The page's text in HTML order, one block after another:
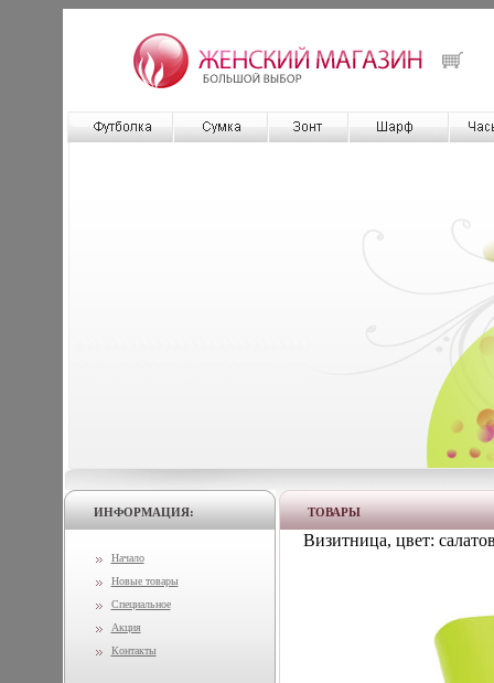
ИНФОРМАЦИЯ:
Начало
Новые товары
Специальное
Акция
Контакты
ТОВАРЫ
Визитница, цвет: